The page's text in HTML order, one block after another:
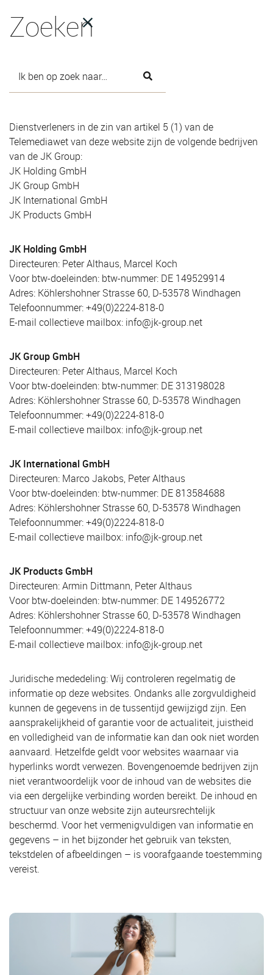
Zoeken
Impressum
Dienstverleners in de zin van artikel 5 (1) van de
Telemediawet van deze website zijn de volgende bedrijven
van de JK Group:
JK Holding GmbH
JK Group GmbH
JK International GmbH
JK Products GmbH
JK Holding GmbH
Directeuren: Peter Althaus, Marcel Koch
Voor btw-doeleinden: btw-nummer: DE 149529914
Adres: Köhlershohner Strasse 60, D-53578 Windhagen
Telefoonnummer: +49(0)2224-818-0
E-mail collectieve mailbox: info@jk-group.net
JK Group GmbH
Directeuren: Peter Althaus, Marcel Koch
Voor btw-doeleinden: btw-nummer: DE 313198028
Adres: Köhlershohner Strasse 60, D-53578 Windhagen
Telefoonnummer: +49(0)2224-818-0
E-mail collectieve mailbox: info@jk-group.net
JK International GmbH
Directeuren: Marco Jakobs, Peter Althaus
Voor btw-doeleinden: btw-nummer: DE 813584688
Adres: Köhlershohner Strasse 60, D-53578 Windhagen
Telefoonnummer: +49(0)2224-818-0
E-mail collectieve mailbox: info@jk-group.net
JK Products GmbH
Directeuren: Armin Dittmann, Peter Althaus
Voor btw-doeleinden: btw-nummer: DE 149526772
Adres: Köhlershohner Strasse 60, D-53578 Windhagen
Telefoonnummer: +49(0)2224-818-0
E-mail collectieve mailbox: info@jk-group.net
Juridische mededeling: Wij controleren regelmatig de
informatie op deze websites. Ondanks alle zorgvuldigheid
kunnen de gegevens in de tussentijd gewijzigd zijn. Een
aansprakelijkheid of garantie voor de actualiteit, juistheid
en volledigheid van de informatie kan dan ook niet worden
aanvaard. Hetzelfde geldt voor websites waarnaar via
hyperlinks wordt verwezen. Bovengenoemde bedrijven zijn
niet verantwoordelijk voor de inhoud van de websites die
via een dergelijke verbinding worden bereikt. De inhoud en
structuur van onze website zijn auteursrechtelijk
beschermd. Voor het vermenigvuldigen van informatie en
gegevens – in het bijzonder het gebruik van teksten,
tekstdelen of afbeeldingen – is voorafgaande toestemming
vereist.